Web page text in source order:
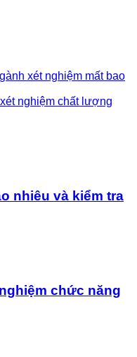
xét nghiệm mất bao
nghiệm chất lượng
nhiêu và kiểm tra
chức năng